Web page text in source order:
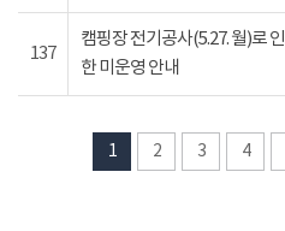
137
캠핑장 전기공사(5.27. 월)로 인
한 미운영 안내
1 2 3 4